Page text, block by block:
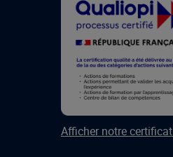
Afficher notre